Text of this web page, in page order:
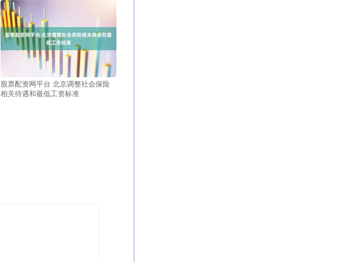
股票配资网平台 北京调整社会保险
相关待遇和最低工资标准